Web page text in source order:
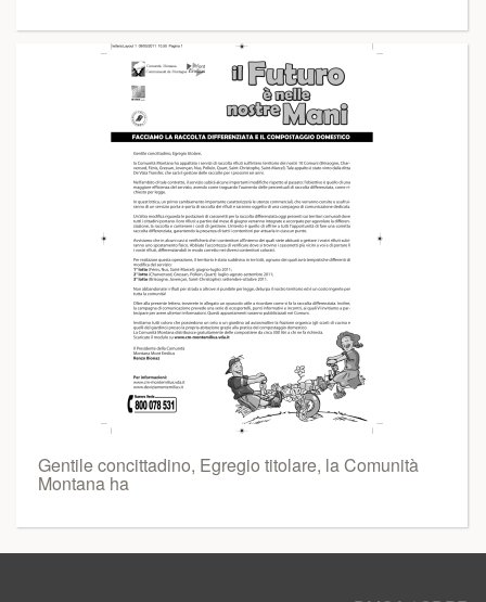
Gentile concittadino, Egregio titolare, la Comunità
Montana ha